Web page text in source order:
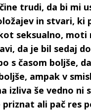
trudi, da bi mi
in stvari, ki
seksualno, moti
da je bil sedaj
s časom boljše,
ampak v
izliva še vedno ni
ali pač res